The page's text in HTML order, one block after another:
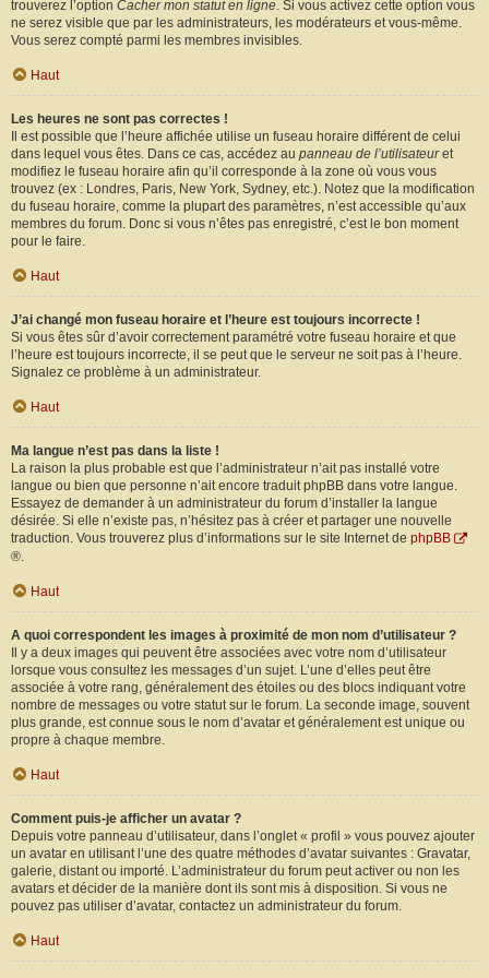
trouverez l’option Cacher mon statut en ligne. Si vous activez cette option vous
ne serez visible que par les administrateurs, les modérateurs et vous-même.
Vous serez compté parmi les membres invisibles.
Haut
Les heures ne sont pas correctes !
Il est possible que l’heure affichée utilise un fuseau horaire différent de celui
dans lequel vous êtes. Dans ce cas, accédez au panneau de l’utilisateuret
modifiez le fuseau horaire afin qu’il corresponde à la zone où vous vous
trouvez (ex : Londres, Paris, New York, Sydney, etc.). Notez que la modification
du fuseau horaire, comme la plupart des paramètres, n’est accessible qu’aux
membres du forum. Donc si vous n’êtes pas enregistré, c’est le bon moment
pour le faire.
Haut
J’ai changé mon fuseau horaire et l’heure est toujours incorrecte !
Si vous êtes sûr d’avoir correctement paramétré votre fuseau horaire et que
l’heure est toujours incorrecte, il se peut que le serveur ne soit pas à l’heure.
Signalez ce problème à un administrateur.
Haut
Ma langue n’est pas dans la liste !
La raison la plus probable est que l’administrateur n’ait pas installé votre
langue ou bien que personne n’ait encore traduit phpBB dans votre langue.
Essayez de demander à un administrateur du forum d’installer la langue
désirée. Si elle n’existe pas, n’hésitez pas à créer et partager une nouvelle
traduction. Vous trouverez plus d’informations sur le site Internet de phpBB
®.
Haut
A quoi correspondent les images à proximité de mon nom d’utilisateur ?
Il y a deux images qui peuvent être associées avec votre nom d’utilisateur
lorsque vous consultez les messages d’un sujet. L’une d’elles peut être
associée à votre rang, généralement des étoiles ou des blocs indiquant votre
nombre de messages ou votre statut sur le forum. La seconde image, souvent
plus grande, est connue sous le nom d’avatar et généralement est unique ou
propre à chaque membre.
Haut
Comment puis-je afficher un avatar ?
Depuis votre panneau d’utilisateur, dans l’onglet « profil » vous pouvez ajouter
un avatar en utilisant l’une des quatre méthodes d’avatar suivantes : Gravatar,
galerie, distant ou importé. L’administrateur du forum peut activer ou non les
avatars et décider de la manière dont ils sont mis à disposition. Si vous ne
pouvez pas utiliser d’avatar, contactez un administrateur du forum.
Haut